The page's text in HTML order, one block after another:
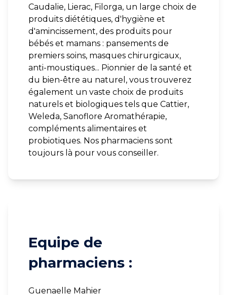
Caudalie, Lierac, Filorga, un large choix de
produits diététiques, d'hygiène et
d'amincissement, des produits pour
bébés et mamans : pansements de
premiers soins, masques chirurgicaux,
anti-moustiques... Pionnier de la santé et
du bien-être au naturel, vous trouverez
également un vaste choix de produits
naturels et biologiques tels que Cattier,
Weleda, Sanoflore Aromathérapie,
compléments alimentaires et
probiotiques. Nos pharmaciens sont
toujours là pour vous conseiller.
Equipe de
pharmaciens :
Guenaelle Mahier